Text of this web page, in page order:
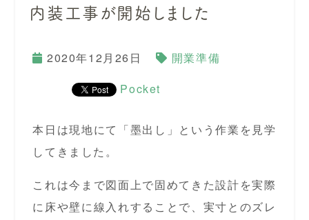
内装工事が開始しました
2020年12月26日
開業準備
Pocket
本日は現地にて「墨出し」という作業を見学
してきました。
これは今まで図面上で固めてきた設計を実際
に床や壁に線入れすることで、実寸とのズレ